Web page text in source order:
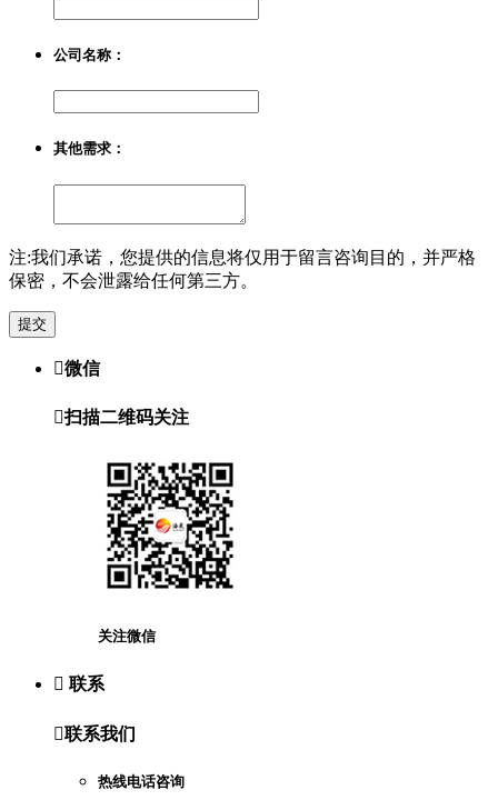
公司名称：
其他需求：
注:我们承诺，您提供的信息将仅用于留言咨询目的，并严格
保密，不会泄露给任何第三方。
提交
微信
扫描二维码关注
关注微信
 联系
联系我们
热线电话咨询